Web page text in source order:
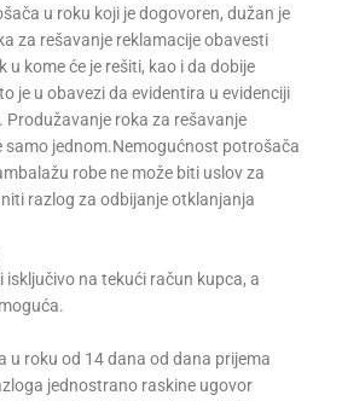
u roku koji je dogovoren, dužan je
za rešavanje reklamacije obavesti
u kome će je rešiti, kao i da dobije
je u obavezi da evidentira u evidenciji
Produžavanje roka za rešavanje
samo jednom.Nemogućnost potrošača
robe ne može biti uslov za
razlog za odbijanje otklanjanja
isključivo na tekući račun kupca, a
u roku od 14 dana od dana prijema
jednostrano raskine ugovor